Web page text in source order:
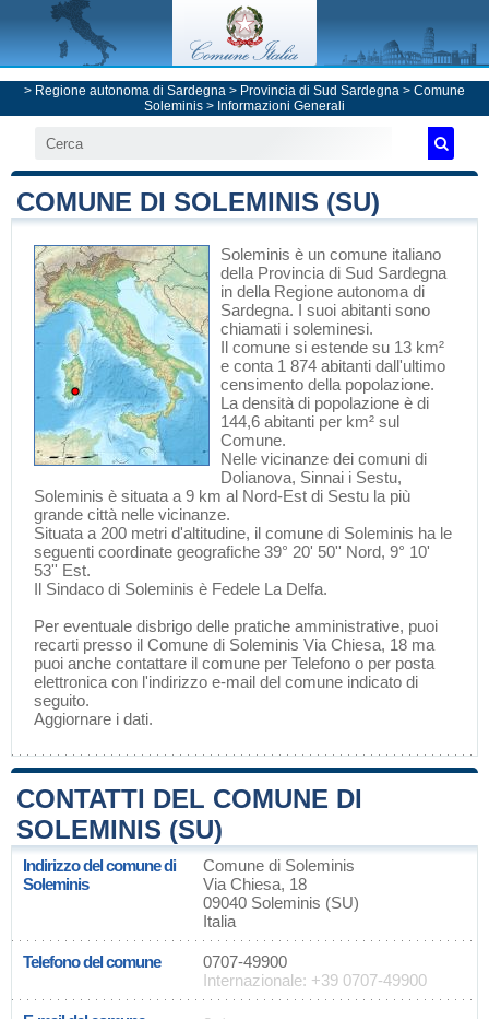
> Regione autonoma di Sardegna > Provincia di Sud Sardegna > Comune
Soleminis > Informazioni Generali
COMUNE DI SOLEMINIS (SU)
Soleminis è un comune italiano
della Provincia di Sud Sardegna
in della Regione autonoma di
Sardegna. I suoi abitanti sono
chiamati i soleminesi.
Il comune si estende su 13 km²
e conta 1 874 abitanti dall'ultimo
censimento della popolazione.
La densità di popolazione è di
144,6 abitanti per km² sul
Comune.
Nelle vicinanze dei comuni di
Dolianova, Sinnai i Sestu,
Soleminis è situata a 9 km al Nord-Est di Sestu la più
grande città nelle vicinanze.
Situata a 200 metri d'altitudine, il comune di Soleminis ha le
seguenti coordinate geografiche 39° 20' 50'' Nord, 9° 10'
53'' Est.
Il Sindaco di Soleminis è Fedele La Delfa.
Per eventuale disbrigo delle pratiche amministrative, puoi
recarti presso il Comune di Soleminis Via Chiesa, 18 ma
puoi anche contattare il comune per Telefono o per posta
elettronica con l'indirizzo e-mail del comune indicato di
seguito.
Aggiornare i dati.
CONTATTI DEL COMUNE DI
SOLEMINIS (SU)
Indirizzo del comune di
Soleminis
Comune di Soleminis
Via Chiesa, 18
09040 Soleminis (SU)
Italia
Telefono del comune
0707-49900
Internazionale: +39 0707-49900